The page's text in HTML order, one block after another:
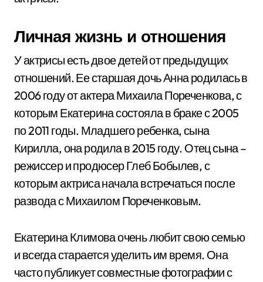
Личная жизнь и отношения
У актрисы есть двое детей от предыдущих
отношений. Ее старшая дочь Анна родилась в
2006 году от актера Михаила Пореченкова, с
которым Екатерина состояла в браке с 2005
по 2011 годы. Младшего ребенка, сына
Кирилла, она родила в 2015 году. Отец сына –
режиссер и продюсер Глеб Бобылев, с
которым актриса начала встречаться после
развода с Михаилом Пореченковым.
Екатерина Климова очень любит свою семью
и всегда старается уделить им время. Она
часто публикует совместные фотографии с